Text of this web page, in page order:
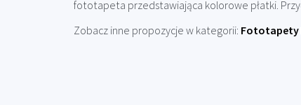
fototapeta przedstawiająca kolorowe płatki.
Zobacz inne propozycje w kategorii: Fototapety